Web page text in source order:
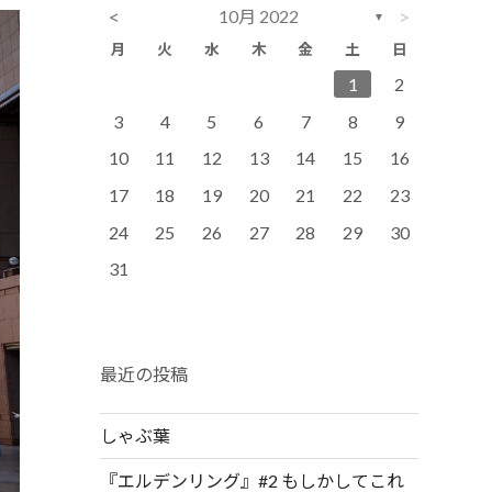
< 10月 2022 ▼ >
月 火 水 木 金 土 日
1
2
3
4 5 6 7 8
9
10
11 12 13 14 15
16
17
18 19 20 21 22
23
24
25 26 27 28 29
30
31
最近の投稿
しゃぶ葉
『エルデンリング』#2 もしかしてこれ